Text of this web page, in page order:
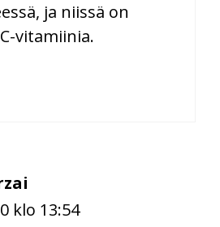
ja niissä on
vitamiinia.
klo 13:54